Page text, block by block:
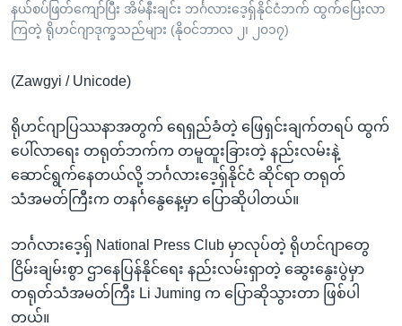
ကြည့်
ရန်
ရန်
သို့
ကျော်
ရန်
နယ်စပ်ဖြတ်ကျော်ပြီး အိမ်နီးချင်း ဘင်္ဂလားဒေ့ရှ်နိုင်ငံဘက် ထွက်ပြေးလာ
ကြတဲ့ ရိုဟင်ဂျာဒုက္ခသည်များ (နိုဝင်ဘာလ ၂၊ ၂၀၁၇)
(Zawgyi / Unicode)
ရိုဟင်ဂျာပြဿနာအတွက် ရေရှည်ခံတဲ့ ဖြေရှင်းချက်တရပ် ထွက်
ပေါ်လာရေး တရုတ်ဘက်က တမူထူးခြားတဲ့ နည်းလမ်းနဲ့
ဆောင်ရွက်နေတယ်လို့ ဘင်္ဂလားဒေ့ရှ်နိုင်ငံ ဆိုင်ရာ တရုတ်
သံအမတ်ကြီးက တနင်္ဂနွေနေ့မှာ ပြောဆိုပါတယ်။
ဘင်္ဂလားဒေ့ရှ် National Press Club မှာလုပ်တဲ့ ရိုဟင်ဂျာတွေ
ငြိမ်းချမ်းစွာ ဌာနေပြန်နိုင်ရေး နည်းလမ်းရှာတဲ့ ဆွေးနွေးပွဲမှာ
တရုတ်သံအမတ်ကြီး Li Juming က ပြောဆိုသွားတာ ဖြစ်ပါ
တယ်။